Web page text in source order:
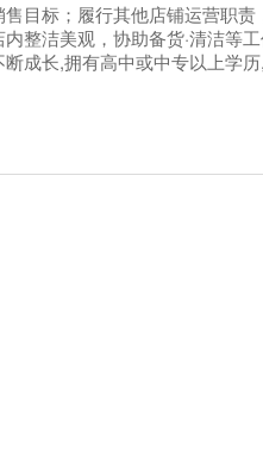
目标；履行其他店铺运营职责
整洁美观，协助备货·清洁等
成长,拥有高中或中专以上学